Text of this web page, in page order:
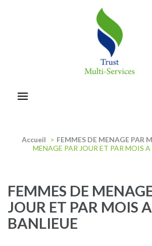
Accueil > FEMMES DE MENAGE PAR
MENAGE PAR JOUR ET PAR MOIS
FEMMES DE
JOUR ET PAR MOIS
BANLIEUE